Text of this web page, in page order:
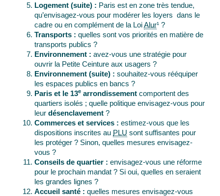
Logement (suite) : Paris est en zone très tendue,
qu’envisagez-vous pour modérer les loyers dans le
cadre ou en complément de la LoiAlur¹ ?
Transports : quelles sont vos priorités en matière de
transports publics ?
Environnement : avez-vous une stratégie pour
ouvrir la Petite Ceinture aux usagers ?
Environnement (suite) : souhaitez-vous rééquiper
les espaces publics en bancs ?
Paris et le 13e arrondissement comportent des
quartiers isolés ; quelle politique envisagez-vous pour
leur désenclavement ?
Commerces et services : estimez-vous que les
dispositions inscrites au PLU sont suffisantes pour
les protéger ? Sinon, quelles mesures envisagez-
vous ?
Conseils de quartier : envisagez-vous une réforme
pour le prochain mandat ? Si oui, quelles en seraient
les grandes lignes ?
Accueil santé : quelles mesures envisagez-vous